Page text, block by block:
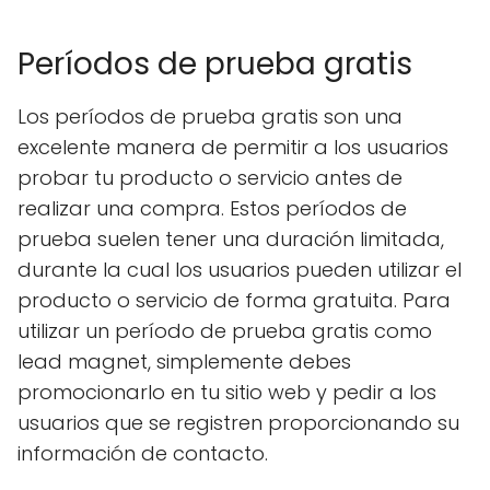
Períodos de prueba gratis
Los períodos de prueba gratis son una
excelente manera de permitir a los usuarios
probar tu producto o servicio antes de
realizar una compra. Estos períodos de
prueba suelen tener una duración limitada,
durante la cual los usuarios pueden utilizar el
producto o servicio de forma gratuita. Para
utilizar un período de prueba gratis como
lead magnet, simplemente debes
promocionarlo en tu sitio web y pedir a los
usuarios que se registren proporcionando su
información de contacto.